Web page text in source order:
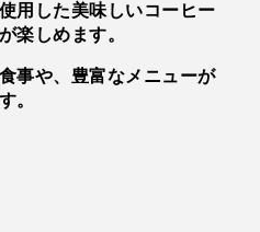
用した美味しいコーヒー
楽しめます。
事や、豊富なメニューが
。